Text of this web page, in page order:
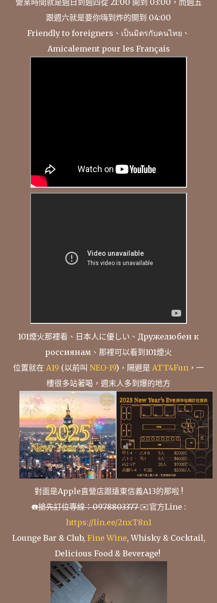
跟週六就是要你嗨到炸的開到 04:00
Friendly to foreigners、เป็นมิตรกับคนไทย、
Amicalement pour les Français
101煙火那裡看、日本人に優しい、Дружелюбен к
россиянам、那裡可以看到101煙火
位置就在 A19 (以前叫 NEO-19)，隔避是 ATT4Fun ，一
樓很多站著喝，週末人多到爆的地方
對面是Apple直營店跟遠東信義A13的那啦 !
☎️搶先訂位專線：0978803377✉️官方Line :
https://lin.ee/2nxT8n1
Lounge Bar & Club, Fine Wine, Whisky & Cocktail,
Delicious Food & Beverage!